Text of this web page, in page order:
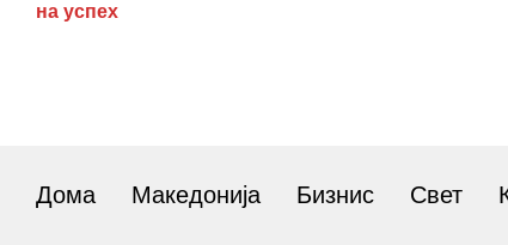
на успех
Дома Македонија Бизнис Свет